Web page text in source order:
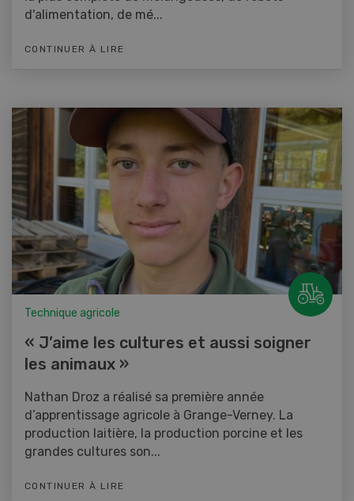
d'alimentation, de mé...
CONTINUER À LIRE
Technique agricole
« J’aime les cultures et aussi soigner
les animaux »
Nathan Droz a réalisé sa première année
d’apprentissage agricole à Grange-Verney. La
production laitière, la production porcine et les
grandes cultures son...
CONTINUER À LIRE